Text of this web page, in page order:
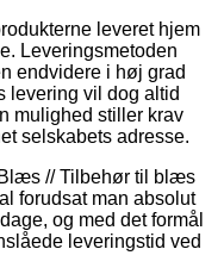
leveret hjem
Leveringsmetoden
endvidere i høj grad
levering vil dog altid
mulighed stiller krav
selskabets adresse.
// Tilbehør til blæs
forudsat man absolut
og med det formål
leveringstid ved